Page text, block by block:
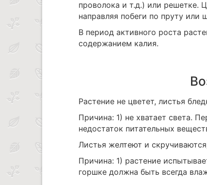
проволока и т.д.) или решетке.
направляя побеги по пруту или
В период активного роста
содержанием калия.
Растение не цветет, листья
Причина: 1) не хватает света.
недостаток питательных
Листья желтеют и
Причина: 1) растение
горшке должна быть всегда